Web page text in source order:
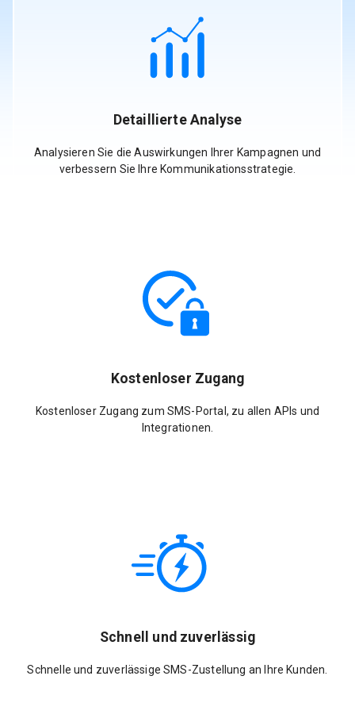
Detaillierte Analyse
Analysieren Sie die Auswirkungen Ihrer Kampagnen und
verbessern Sie Ihre Kommunikationsstrategie.
Kostenloser Zugang
Kostenloser Zugang zum SMS-Portal, zu allen APIs und
Integrationen.
Schnell und zuverlässig
Schnelle und zuverlässige SMS-Zustellung an Ihre Kunden.